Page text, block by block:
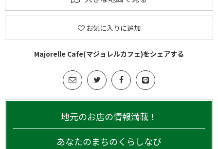
お気に入りに追加
Majorelle Cafe(マジョレルカフェ)をシェアする
地元のお店の情報満載！
あなたのまちのくらしなび